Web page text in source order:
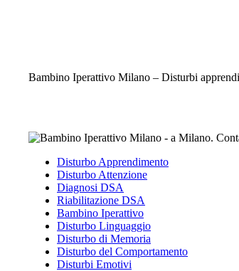
Bambino Iperattivo Milano – Disturbi
Disturbo Apprendimento
Disturbo Attenzione
Diagnosi DSA
Riabilitazione DSA
Bambino Iperattivo
Disturbo Linguaggio
Disturbo di Memoria
Disturbo del Comportamento
Disturbi Emotivi